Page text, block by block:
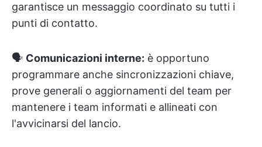
garantisce un messaggio coordinato su tutti i
punti di contatto.
🗣️ Comunicazioni interne: è opportuno
programmare anche sincronizzazioni chiave,
prove generali o aggiornamenti del team per
mantenere i team informati e allineati con
l'avvicinarsi del lancio.